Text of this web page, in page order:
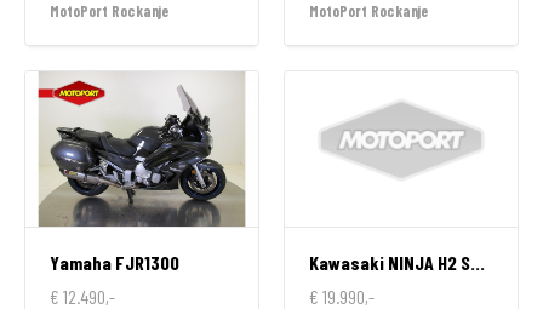
MotoPort Rockanje
MotoPort Rockanje
Yamaha FJR1300
€ 12.490,-
Kawasaki NINJA H2 SX SPECIAL EDITION
€ 19.990,-